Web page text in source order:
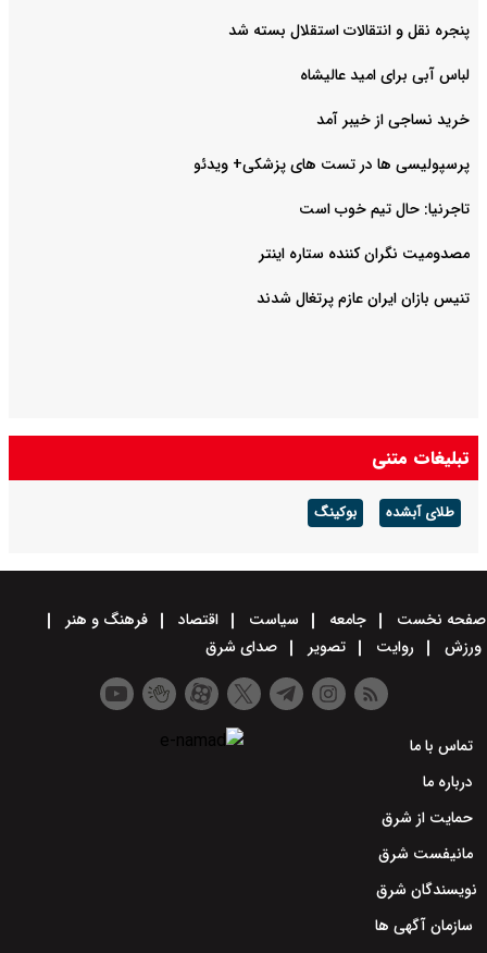
پنجره نقل و انتقالات استقلال بسته شد
لباس آبی برای امید عالیشاه
خرید نساجی از خیبر آمد
پرسپولیسی ها در تست های پزشکی+ ویدئو
تاجرنیا: حال تیم خوب است
مصدومیت نگران کننده ستاره اینتر
تنیس بازان ایران عازم پرتغال شدند
تبلیغات متنی
طلای آبشده بوکینگ
صفحه نخست جامعه سیاست اقتصاد
فرهنگ و هنر
ورزش
روایت تصویر صدای شرق
تماس با ما
درباره ما
حمایت از شرق
مانیفست شرق
نویسندگان شرق
سازمان آگهی ها